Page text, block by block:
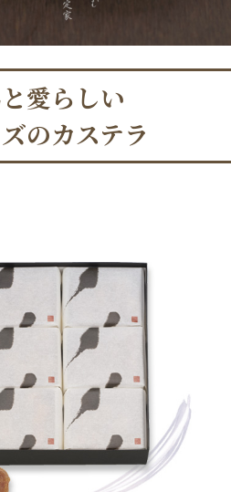
愛らしい
のカステラ